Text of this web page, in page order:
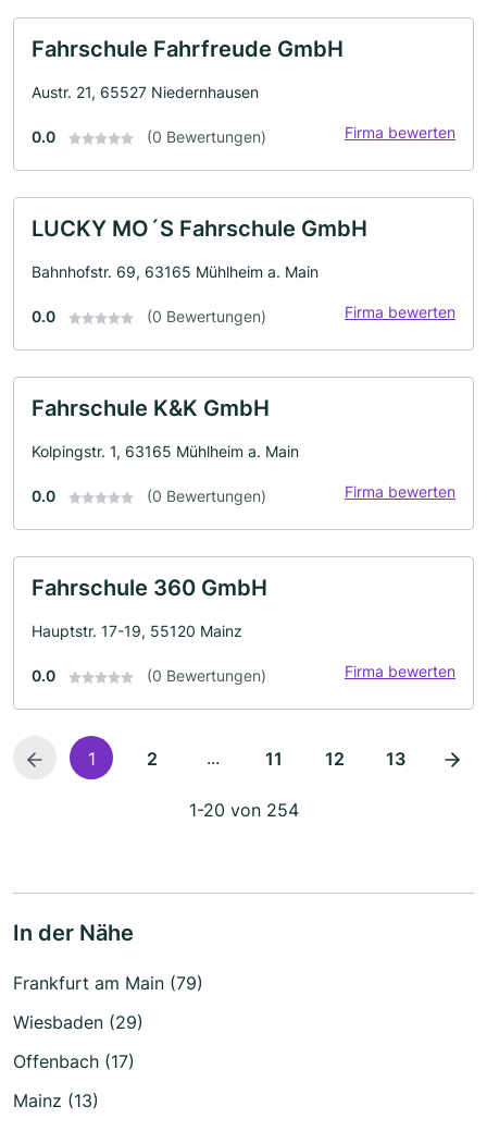
Fahrschule Fahrfreude GmbH
Austr. 21, 65527 Niedernhausen
0.0 (0 Bewertungen) Firma bewerten
LUCKY MO´S Fahrschule GmbH
Bahnhofstr. 69, 63165 Mühlheim a. Main
0.0 (0 Bewertungen) Firma bewerten
Fahrschule K&K GmbH
Kolpingstr. 1, 63165 Mühlheim a. Main
0.0 (0 Bewertungen) Firma bewerten
Fahrschule 360 GmbH
Hauptstr. 17-19, 55120 Mainz
0.0 (0 Bewertungen) Firma bewerten
1 2 ... 11 12 13
1-20 von 254
In der Nähe
Frankfurt am Main (79)
Wiesbaden (29)
Offenbach (17)
Mainz (13)